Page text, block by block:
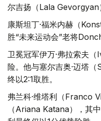
尔吉扬（Lala Gevorgyan
康斯坦丁·福米内赫（
胜“未来运动会”老将
卫冕冠军伊万·弗拉索夫
险。他与塞尔吉奥·迈塔
终以2:1取胜。
弗兰科·维塔利（Franco
（Ariana Katana），其